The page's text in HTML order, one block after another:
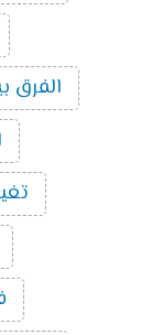
الفرق بين